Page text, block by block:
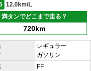
12.0km/L
満タンでどこまで走る？
720km
レギュラー
ガソリン
FF